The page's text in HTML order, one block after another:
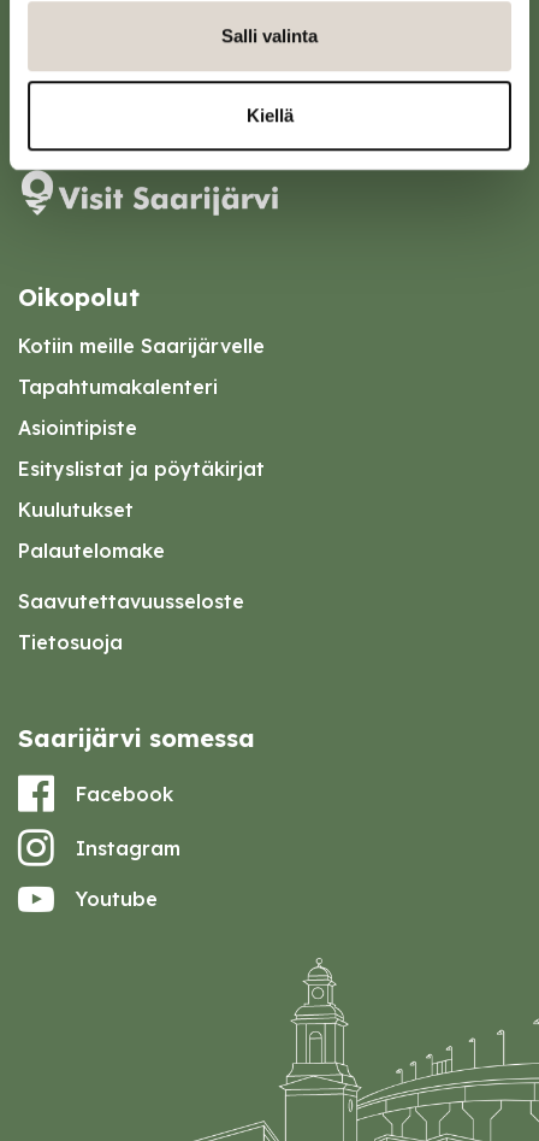
Salli valinta
Kiellä
43100 Saarijärvi
Oikopolut
Kotiin meille Saarijärvelle
Tapahtumakalenteri
Asiointipiste
Esityslistat ja pöytäkirjat
Kuulutukset
Palautelomake
Saavutettavuusseloste
Tietosuoja
Saarijärvi somessa
Facebook
Instagram
Youtube